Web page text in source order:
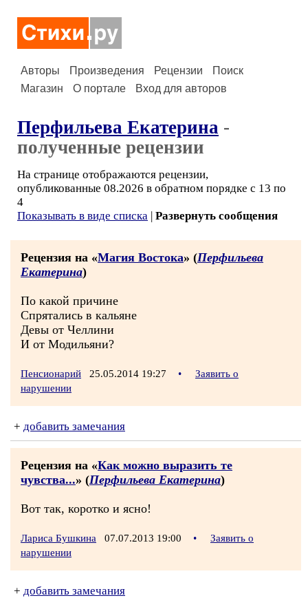
Авторы Произведения Рецензии
Поиск
Магазин
О портале Вход для авторов
Перфильева Екатерина -
полученные рецензии
На странице отображаются рецензии,
опубликованные 08.2026 в обратном порядке с 13 по
4
Показывать в виде списка | Развернуть сообщения
Рецензия на «Магия Востока» (Перфильева
Екатерина)
По какой причине
Спрятались в кальяне
Девы от Челлини
И от Модильяни?
Пенсионарий 25.05.2014 19:27 •
Заявить о
нарушении
+ добавить замечания
Рецензия на «Как можно выразить те
чувства...» (Перфильева Екатерина)
Вот так, коротко и ясно!
Лариса Бушкина 07.07.2013 19:00 •
Заявить о
нарушении
+ добавить замечания